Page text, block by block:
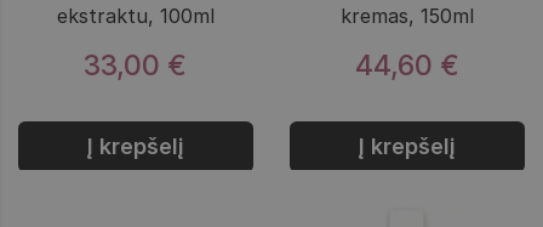
ekstraktu, 100ml
33,00 €
Į krepšelį
kremas, 150ml
44,60 €
Į krepšelį